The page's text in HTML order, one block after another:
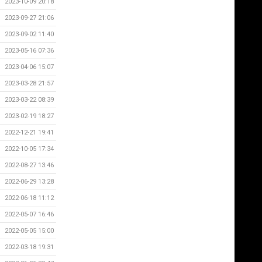
2023-10-09 20:18
2023-09-27 21:06
2023-09-02 11:40
2023-05-16 07:36
2023-04-06 15:07
2023-03-28 21:57
2023-03-22 08:39
2023-02-19 18:27
2022-12-21 19:41
2022-10-05 17:34
2022-08-27 13:46
2022-06-29 13:28
2022-06-18 11:12
2022-05-07 16:46
2022-05-05 15:00
2022-03-18 19:31